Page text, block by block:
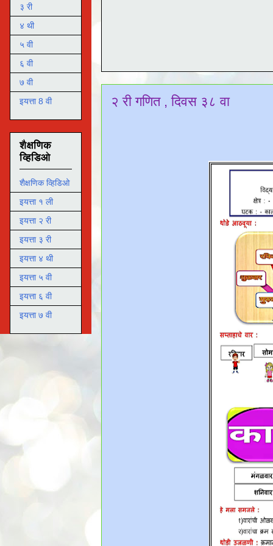
२ री गणित , दिवस ३८ वा
३ री
४ थी
५ वी
६ वी
७ वी
इयत्ता 8 वी
शैक्षणिक
व्हिडिओ
शैक्षणिक व्हिडिओ
इयत्ता १ ली
इयत्ता २ री
इयत्ता ३ री
इयत्ता ४ थी
इयत्ता ५ वी
इयत्ता ६ वी
इयत्ता ७ वी